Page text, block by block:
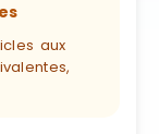
aux